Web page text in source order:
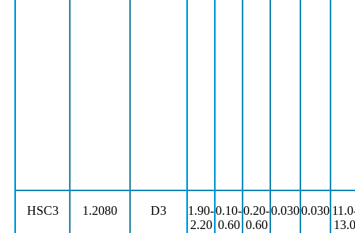
HSC3 1.2080 D3
1.90-
2.20
0.10-
0.60
0.20-
0.60
0.0300.030
13.0